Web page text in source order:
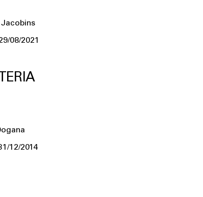
08/2021
12/2014